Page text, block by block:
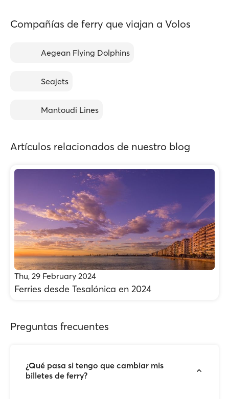
Compañías de ferry que viajan a Volos
Aegean Flying Dolphins
Seajets
Mantoudi Lines
Artículos relacionados de nuestro blog
Thu, 29 February 2024
Ferries desde Tesalónica en 2024
Preguntas frecuentes
¿Qué pasa si tengo que cambiar mis
billetes de ferry?